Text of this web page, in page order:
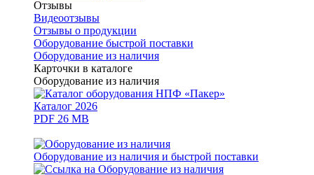
Отзывы
Видеоотзывы
Отзывы о продукции
Оборудование быстрой поставки
Оборудование из наличия
Карточки в каталоге
Оборудование из наличия
Каталог 2026
PDF 26 MB
Оборудование из наличия и быстрой поставки